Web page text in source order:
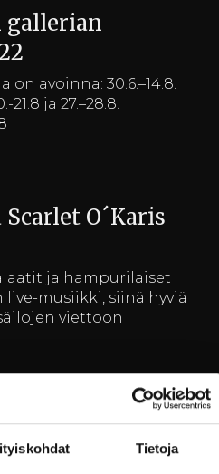
Tietoja
avoinna: 30.6.–14.8.
ja 27.–28.8.
O´Karis
ja hampurilaiset
musiikki, siinä hyviä
viettoon
Factory avaa
11:00